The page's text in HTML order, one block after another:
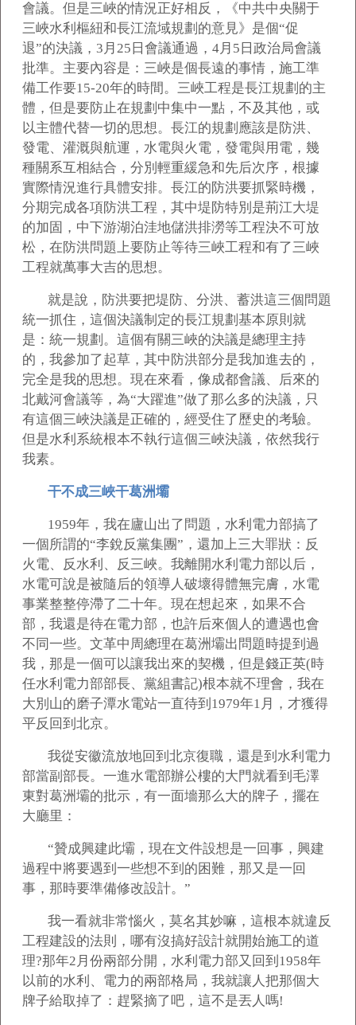
會議。但是三峽的情況正好相反，《中共中央關于
三峽水利樞紐和長江流域規劃的意見》是個“促
退”的決議，3月25日會議通過，4月5日政治局會議
批準。主要內容是：三峽是個長遠的事情，施工準
備工作要15-20年的時間。三峽工程是長江規劃的主
體，但是要防止在規劃中集中一點，不及其他，或
以主體代替一切的思想。長江的規劃應該是防洪、
發電、灌溉與航運，水電與火電，發電與用電，幾
種關系互相結合，分別輕重緩急和先后次序，根據
實際情況進行具體安排。長江的防洪要抓緊時機，
分期完成各項防洪工程，其中堤防特別是荊江大堤
的加固，中下游湖泊洼地儲洪排澇等工程決不可放
松，在防洪問題上要防止等待三峽工程和有了三峽
工程就萬事大吉的思想。
就是說，防洪要把堤防、分洪、蓄洪這三個問題
統一抓住，這個決議制定的長江規劃基本原則就
是：統一規劃。這個有關三峽的決議是總理主持
的，我參加了起草，其中防洪部分是我加進去的，
完全是我的思想。現在來看，像成都會議、后來的
北戴河會議等，為“大躍進”做了那么多的決議，只
有這個三峽決議是正確的，經受住了歷史的考驗。
但是水利系統根本不執行這個三峽決議，依然我行
我素。
干不成三峽干葛洲壩
1959年，我在廬山出了問題，水利電力部搞了
一個所謂的“李銳反黨集團”，還加上三大罪狀：反
火電、反水利、反三峽。我離開水利電力部以后，
水電可說是被隨后的領導人破壞得體無完膚，水電
事業整整停滯了二十年。現在想起來，如果不合
部，我還是待在電力部，也許后來個人的遭遇也會
不同一些。文革中周總理在葛洲壩出問題時提到過
我，那是一個可以讓我出來的契機，但是錢正英(時
任水利電力部部長、黨組書記)根本就不理會，我在
大別山的磨子潭水電站一直待到1979年1月，才獲得
平反回到北京。
我從安徽流放地回到北京復職，還是到水利電力
部當副部長。一進水電部辦公樓的大門就看到毛澤
東對葛洲壩的批示，有一面墻那么大的牌子，擺在
大廳里：
“贊成興建此壩，現在文件設想是一回事，興建
過程中將要遇到一些想不到的困難，那又是一回
事，那時要準備修改設計。”
我一看就非常惱火，莫名其妙嘛，這根本就違反
工程建設的法則，哪有沒搞好設計就開始施工的道
理?那年2月份兩部分開，水利電力部又回到1958年
以前的水利、電力的兩部格局，我就讓人把那個大
牌子給取掉了：趕緊摘了吧，這不是丟人嗎!